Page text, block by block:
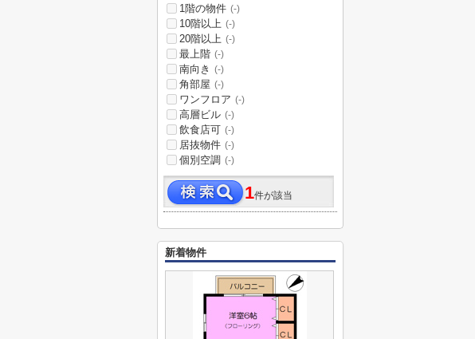
1階の物件 (-)
10階以上 (-)
20階以上 (-)
最上階 (-)
南向き (-)
角部屋 (-)
ワンフロア (-)
高層ビル (-)
飲食店可 (-)
居抜物件 (-)
個別空調 (-)
1件が該当
新着物件